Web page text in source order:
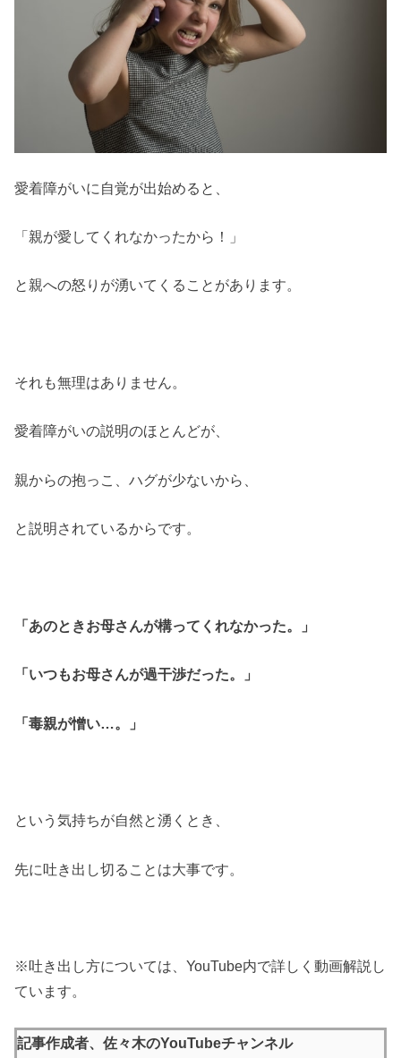
愛着障がいに自覚が出始めると、
「親が愛してくれなかったから！」
と親への怒りが湧いてくることがあります。
それも無理はありません。
愛着障がいの説明のほとんどが、
親からの抱っこ、ハグが少ないから、
と説明されているからです。
「あのときお母さんが構ってくれなかった。」
「いつもお母さんが過干渉だった。」
「毒親が憎い…。」
という気持ちが自然と湧くとき、
先に吐き出し切ることは大事です。
※吐き出し方については、YouTube内で詳しく動画解説し
ています。
記事作成者、佐々木のYouTubeチャンネル